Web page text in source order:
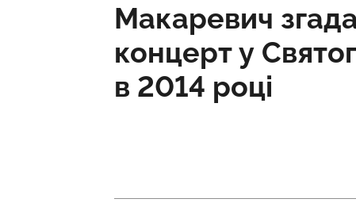
Макаревич
концерт у
в 2014 році